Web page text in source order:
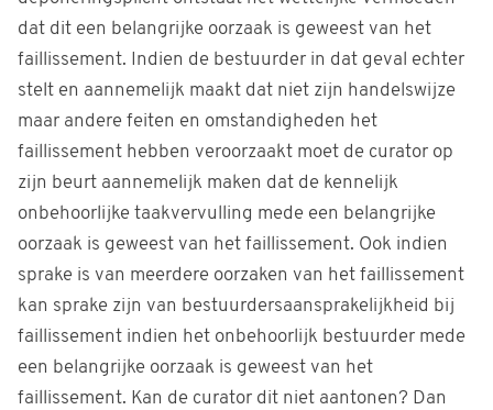
dat dit een belangrijke oorzaak is geweest van het
faillissement. Indien de bestuurder in dat geval echter
stelt en aannemelijk maakt dat niet zijn handelswijze
maar andere feiten en omstandigheden het
faillissement hebben veroorzaakt moet de curator op
zijn beurt aannemelijk maken dat de kennelijk
onbehoorlijke taakvervulling mede een belangrijke
oorzaak is geweest van het faillissement. Ook indien
sprake is van meerdere oorzaken van het faillissement
kan sprake zijn van bestuurdersaansprakelijkheid bij
faillissement indien het onbehoorlijk bestuurder mede
een belangrijke oorzaak is geweest van het
faillissement. Kan de curator dit niet aantonen? Dan